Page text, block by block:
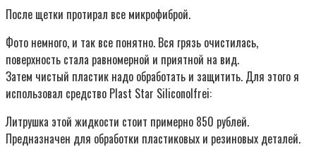
После щетки протирал все микрофиброй.
Фото немного, и так все понятно. Вся грязь очистилась,
поверхность стала равномерной и приятной на вид.
Затем чистый пластик надо обработать и защитить. Для этого я
использовал средство Plast Star Siliconolfrei:
Литрушка этой жидкости стоит примерно 850 рублей.
Предназначен для обработки пластиковых и резиновых деталей.